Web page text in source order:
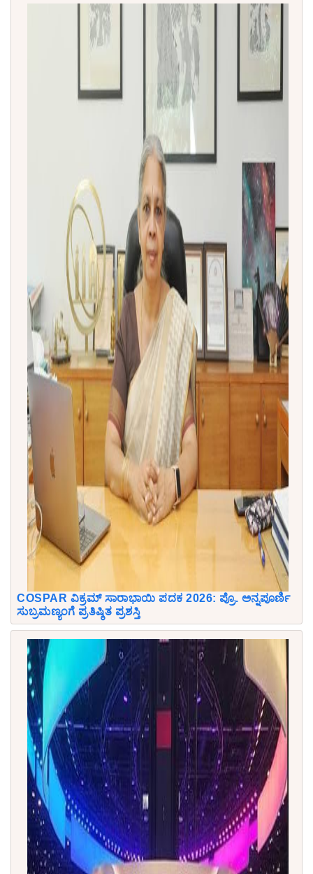
COSPAR ವಿಕ್ರಮ್ ಸಾರಾಭಾಯಿ ಪದಕ 2026: ಪ್ರೊ. ಅನ್ನಪೂರ್ಣಿ
ಸುಬ್ರಮಣ್ಯಂಗೆ ಪ್ರತಿಷ್ಠಿತ ಪ್ರಶಸ್ತಿ